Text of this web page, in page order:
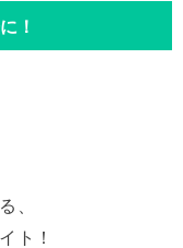
！
、
ト！